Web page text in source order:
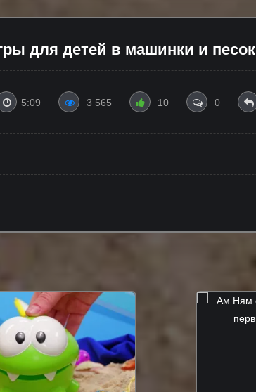
для детей в машинки и песок
5:09 3 565 10 0